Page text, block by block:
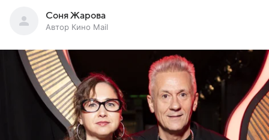
Соня Жарова
Автор Кино Mail